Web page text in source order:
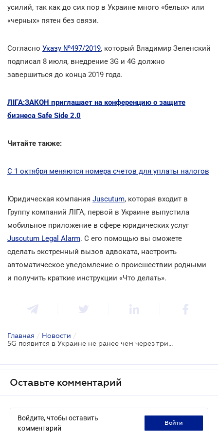
усилий, так как до сих пор в Украине много «белых» или
«черных» пятен без связи.
Согласно Указу №497/2019, который Владимир Зеленский
подписал 8 июля, внедрение 3G и 4G должно
завершиться до конца 2019 года.
ЛІГА:ЗАКОН приглашает на конференцию о защите
бизнеса Safe Side 2.0
Читайте также:
С 1 октября меняются номера счетов для уплаты налогов
Юридическая компания Juscutum, которая входит в
Группу компаний ЛІГА, первой в Украине выпустила
мобильное приложение в сфере юридических услуг
Juscutum Legal Alarm. С его помощью вы сможете
сделать экстренный вызов адвоката, настроить
автоматическое уведомление о происшествии родными
и получить краткие инструкции «Что делать».
Главная / Новости /
5G появится в Украине не ранее чем через три года
Оставьте комментарий
Войдите, чтобы оставить
комментарий
войти